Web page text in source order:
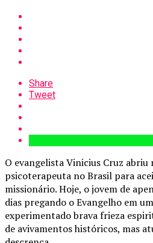
Share
Tweet
O evangelista Vinicius Cruz abriu
psicoterapeuta no Brasil para
missionário. Hoje, o jovem de
dias pregando o Evangelho em
experimentado brava frieza
de avivamentos históricos, mas